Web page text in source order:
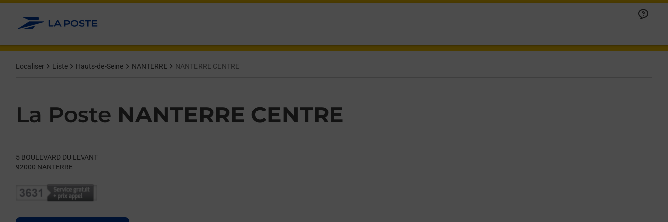
Allez au contenu
Localiser Liste Hauts-de-Seine NANTERRE NANTERRE CENTRE
La Poste NANTERRE CENTRE
5 BOULEVARD DU LEVANT
92000 NANTERRE
Day of the WeekHours
Get directions to La Poste at 5 BOULEVARD DU LEVANT NANTERRE,
lien s'ouvre dans un nouvel onglet